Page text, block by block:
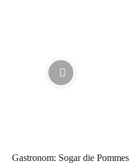
Gastronom: Sogar die